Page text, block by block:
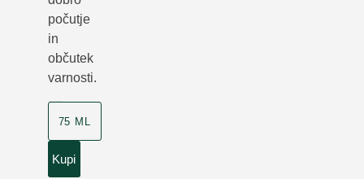
počutje
in
občutek
varnosti.
75 ML
Kupi